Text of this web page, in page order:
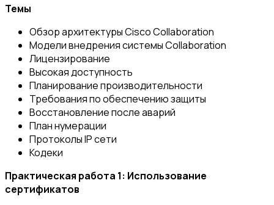
Темы
Обзор архитектуры Cisco Collaboration
Модели внедрения системы Collaboration
Лицензирование
Высокая доступность
Планирование производительности
Требования по обеспечению защиты
Восстановление после аварий
План нумерации
Протоколы IP сети
Кодеки
Практическая работа 1: Использование
сертификатов